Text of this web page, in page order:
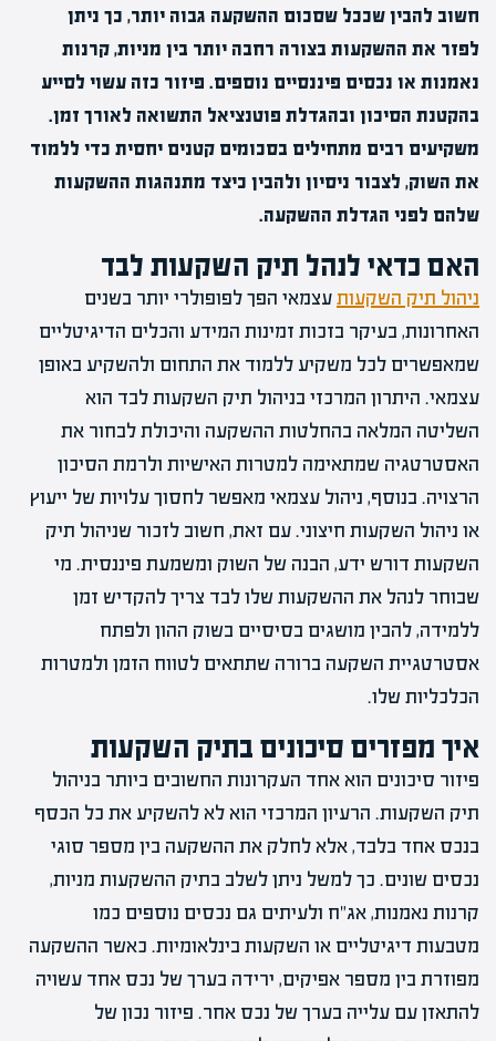
חשוב להבין שככל שסכום ההשקעה גבוה יותר, כך ניתן
לפזר את ההשקעות בצורה רחבה יותר בין מניות, קרנות
נאמנות או נכסים פיננסיים נוספים. פיזור כזה עשוי לסייע
בהקטנת הסיכון ובהגדלת פוטנציאל התשואה לאורך זמן.
משקיעים רבים מתחילים בסכומים קטנים יחסית כדי ללמוד
את השוק, לצבור ניסיון ולהבין כיצד מתנהגות ההשקעות
שלהם לפני הגדלת ההשקעה.
האם כדאי לנהל תיק השקעות לבד
ניהול תיק השקעותעצמאי הפך לפופולרי יותר בשנים
האחרונות, בעיקר בזכות זמינות המידע והכלים הדיגיטליים
שמאפשרים לכל משקיע ללמוד את התחום ולהשקיע באופן
עצמאי. היתרון המרכזי בניהול תיק השקעות לבד הוא
השליטה המלאה בהחלטות ההשקעה והיכולת לבחור את
האסטרטגיה שמתאימה למטרות האישיות ולרמת הסיכון
הרצויה. בנוסף, ניהול עצמאי מאפשר לחסוך עלויות של ייעוץ
או ניהול השקעות חיצוני. עם זאת, חשוב לזכור שניהול תיק
השקעות דורש ידע, הבנה של השוק ומשמעת פיננסית. מי
שבוחר לנהל את ההשקעות שלו לבד צריך להקדיש זמן
ללמידה, להבין מושגים בסיסיים בשוק ההון ולפתח
אסטרטגיית השקעה ברורה שתתאים לטווח הזמן ולמטרות
הכלכליות שלו.
איך מפזרים סיכונים בתיק השקעות
פיזור סיכונים הוא אחד העקרונות החשובים ביותר בניהול
תיק השקעות. הרעיון המרכזי הוא לא להשקיע את כל הכסף
בנכס אחד בלבד, אלא לחלק את ההשקעה בין מספר סוגי
נכסים שונים. כך למשל ניתן לשלב בתיק ההשקעות מניות,
קרנות נאמנות, אג"ח ולעיתים גם נכסים נוספים כמו
מטבעות דיגיטליים או השקעות בינלאומיות. כאשר ההשקעה
מפוזרת בין מספר אפיקים, ירידה בערך של נכס אחד עשויה
להתאזן עם עלייה בערך של נכס אחר. פיזור נכון של